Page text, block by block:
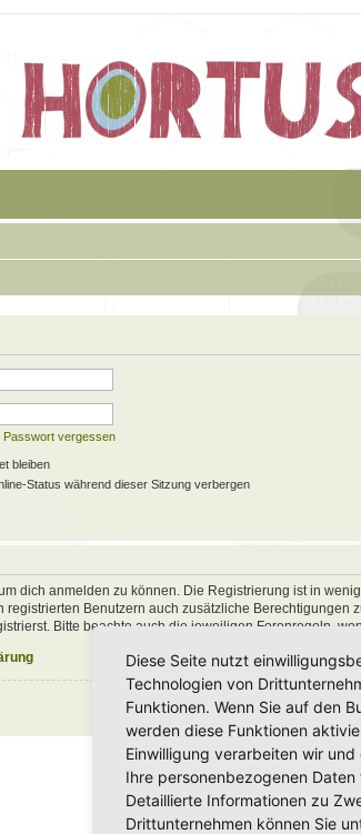
Passwort vergessen
bleiben
Status während dieser Sitzung verbergen
dich anmelden zu können. Die Registrierung ist in
Benutzern auch zusätzliche
Bitte beachte auch die jeweiligen Forenregeln,
Diese Seite nutzt
Technologien von
Funktionen. Wenn Sie auf den
werden diese Funktionen
Einwilligung verarbeiten wir
Ihre personenbezogenen
Detaillierte Informationen zu
Drittunternehmen können Sie